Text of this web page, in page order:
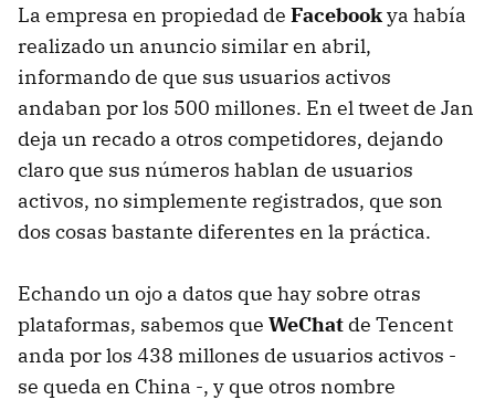
La empresa en propiedad de Facebookya había
realizado un anuncio similar en abril,
informando de que sus usuarios activos
andaban por los 500 millones. En el tweet de Jan
deja un recado a otros competidores, dejando
claro que sus números hablan de usuarios
activos, no simplemente registrados, que son
dos cosas bastante diferentes en la práctica.
Echando un ojo a datos que hay sobre otras
plataformas, sabemos que WeChat de Tencent
anda por los 438 millones de usuarios activos -
se queda en China -, y que otros nombre